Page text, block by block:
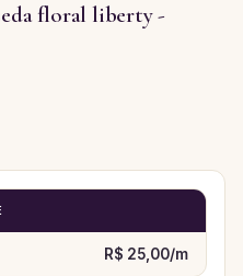
floral liberty -
R$ 25,00/m